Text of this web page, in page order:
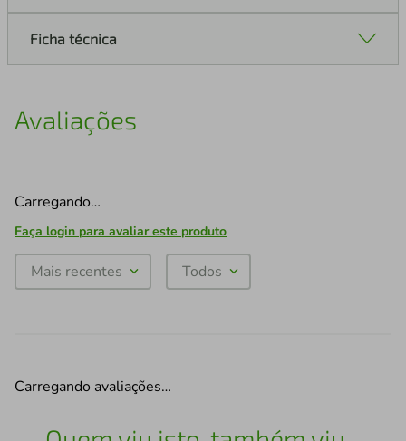
Ficha técnica
Avaliações
Carregando…
Faça login para avaliar este produto
Mais recentes Todos
Carregando avaliações…